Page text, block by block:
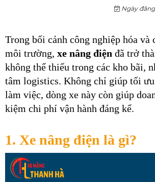
Ngày
Trong bối cảnh công nghiệp hóa và
môi trường, xe nâng điện đã trở
không thể thiếu trong các kho bãi,
tâm logistics. Không chỉ giúp tối ưu
làm việc, dòng xe này còn giúp
kiệm chi phí vận hành đáng kể.
1. Xe nâng điện là gì?